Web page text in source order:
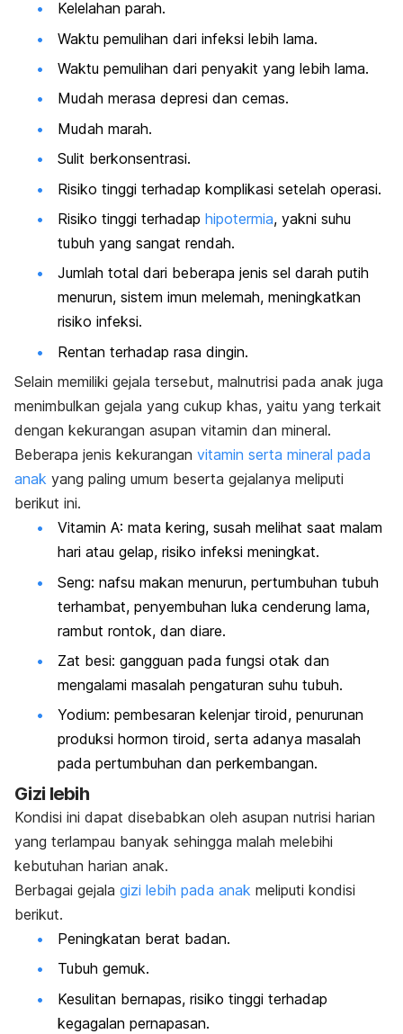
Kelelahan parah.
Waktu pemulihan dari infeksi lebih lama.
Waktu pemulihan dari penyakit yang lebih lama.
Mudah merasa depresi dan cemas.
Mudah marah.
Sulit berkonsentrasi.
Risiko tinggi terhadap komplikasi setelah operasi.
Risiko tinggi terhadap hipotermia, yakni suhu
tubuh yang sangat rendah.
Jumlah total dari beberapa jenis sel darah putih
menurun, sistem imun melemah, meningkatkan
risiko infeksi.
Rentan terhadap rasa dingin.
Selain memiliki gejala tersebut, malnutrisi pada anak juga
menimbulkan gejala yang cukup khas, yaitu yang terkait
dengan kekurangan asupan vitamin dan mineral.
Beberapa jenis kekurangan vitamin serta mineral pada
anak yang paling umum beserta gejalanya meliputi
berikut ini.
Vitamin A: mata kering, susah melihat saat malam
hari atau gelap, risiko infeksi meningkat.
Seng: nafsu makan menurun, pertumbuhan tubuh
terhambat, penyembuhan luka cenderung lama,
rambut rontok, dan diare.
Zat besi: gangguan pada fungsi otak dan
mengalami masalah pengaturan suhu tubuh.
Yodium: pembesaran kelenjar tiroid, penurunan
produksi hormon tiroid, serta adanya masalah
pada pertumbuhan dan perkembangan.
Gizi lebih
Kondisi ini dapat disebabkan oleh asupan nutrisi harian
yang terlampau banyak sehingga malah melebihi
kebutuhan harian anak.
Berbagai gejala gizi lebih pada anak meliputi kondisi
berikut.
Peningkatan berat badan.
Tubuh gemuk.
Kesulitan bernapas, risiko tinggi terhadap
kegagalan pernapasan.